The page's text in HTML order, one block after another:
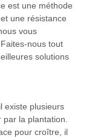
est une méthode
une résistance
vous
nous tout
solutions
existe plusieurs
par la plantation.
pour croître, il